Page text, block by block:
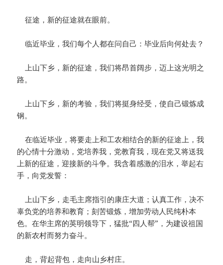
征途，新的征途就在眼前。
临近毕业，我们每个人都在问自己：毕业后向何处去？
上山下乡，新的征途，我们将昂首阔步，迈上这光明之
路。
上山下乡，新的考验，我们将挺身经受，使自己锻炼成
钢。
在临近毕业，将要走上和工农相结合的新的征途上，我
的心情十分激动，党培养我，党教育我，现在党又将送我
上新的征途，迎接新的斗争。我含着感激的泪水，举起右
手，向党发誓：
上山下乡，走毛主席指引的康庄大道；认真工作，决不
辜负党的培养和教育；刻苦锻炼，增加劳动人民纯朴本
色。在华主席的英明领导下，猛批“四人帮”，为建设祖国
的新农村而努力奋斗。
走，背起背包，走向山乡村庄。